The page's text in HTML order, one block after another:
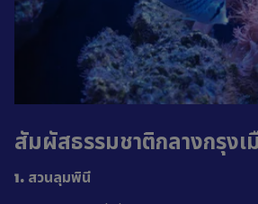
สัมผัสธรรมชาติกลางกรุงเ
1. สวนลุมพินี